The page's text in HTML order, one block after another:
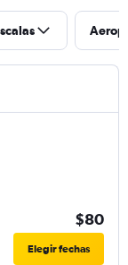
$80
Elegir fechas